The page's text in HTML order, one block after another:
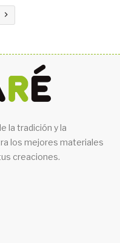

la tradición y la
los mejores materiales
creaciones.